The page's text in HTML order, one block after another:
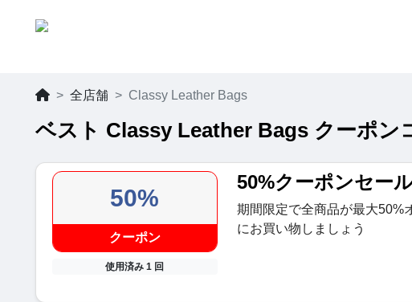
全店舗 Classy Leather Bags
ベスト Classy Leather Bags クーポン
50%
クーポン
使用済み 1 回
50%クーポンセー
期間限定で全商品が最大50%
にお買い物しましょう